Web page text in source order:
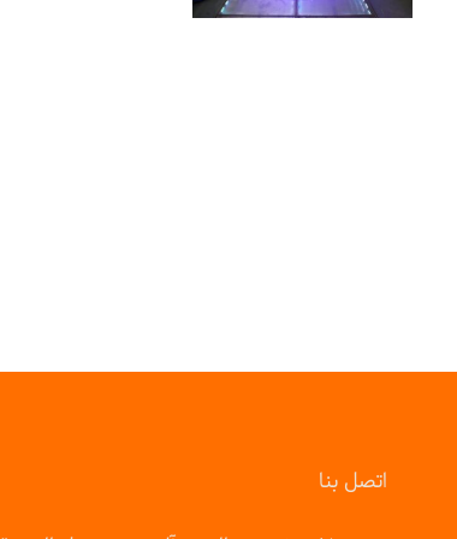
اتصل بنا